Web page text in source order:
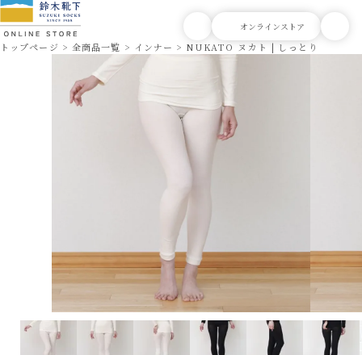
トップページ 全商品一覧 インナー NUKATO ヌカト | しっとり包まれる